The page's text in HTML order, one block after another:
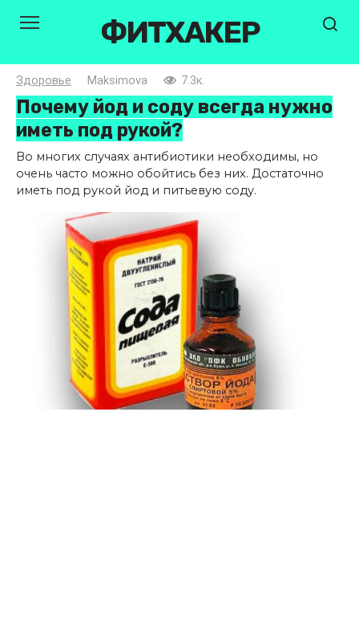
ФИТХАКЕР
Здоровье Maksimova 7.3к.
Почему йод и соду всегда нужно
иметь под рукой?
Во многих случаях антибиотики необходимы, но
очень часто можно обойтись без них. Достаточно
иметь под рукой йод и питьевую соду.